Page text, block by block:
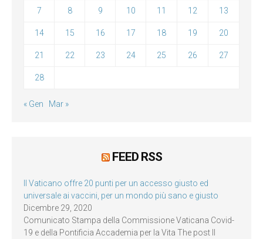
7 8 9 10 11 12 13
14 15 16 17 18 19 20
21 22 23 24 25 26 27
28
« Gen Mar »
FEED RSS
Il Vaticano offre 20 punti per un accesso giusto ed
universale ai vaccini, per un mondo più sano e giusto
Dicembre 29, 2020
Comunicato Stampa della Commissione Vaticana Covid-
19 e della Pontificia Accademia per la Vita The post Il